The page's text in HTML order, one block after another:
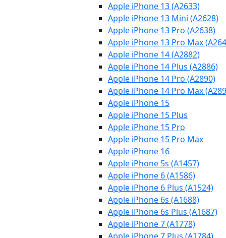
Apple iPhone 13 (A2633)
Apple iPhone 13 Mini (A2628)
Apple iPhone 13 Pro (A2638)
Apple iPhone 13 Pro Max
Apple iPhone 14 (A2882)
Apple iPhone 14 Plus (A2886)
Apple iPhone 14 Pro (A2890)
Apple iPhone 14 Pro Max
Apple iPhone 15
Apple iPhone 15 Plus
Apple iPhone 15 Pro
Apple iPhone 15 Pro Max
Apple iPhone 16
Apple iPhone 5s (A1457)
Apple iPhone 6 (A1586)
Apple iPhone 6 Plus (A1524)
Apple iPhone 6s (A1688)
Apple iPhone 6s Plus (A1687)
Apple iPhone 7 (A1778)